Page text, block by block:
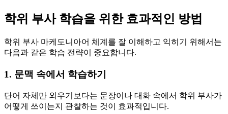
학위 부사 학습을 위한 효과적인 방법
학위 부사 마케도니아어 체계를 잘 이해하고 익히기 위해서는
다음과 같은 학습 전략이 중요합니다.
1. 문맥 속에서 학습하기
단어 자체만 외우기보다는 문장이나 대화 속에서 학위 부사가
어떻게 쓰이는지 관찰하는 것이 효과적입니다.